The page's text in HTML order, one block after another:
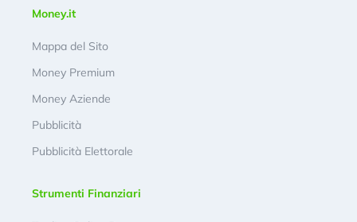
Money.it
Mappa del Sito
Money Premium
Money Aziende
Pubblicità
Pubblicità Elettorale
Strumenti Finanziari